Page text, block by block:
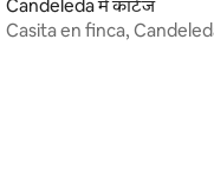
से 4.9, 132 समीक्षाएँ
Candeleda में कॉटेज